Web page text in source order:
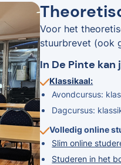
Voor het
stuurbrevet (ook
In De Pinte
Klassikaal:
Avondcursus:
Dagcursus:
Volledig online
Slim online
Studeren in het